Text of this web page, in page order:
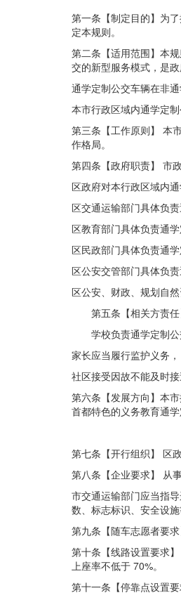
第一条【制定目的】为
定本规则。
第二条【适用范围】本
交的新型服务模式，是政
通学定制公交车辆在非
本市行政区域内通学定
第三条【工作原则】 本
作格局。
第四条【政府职责】 市
区政府对本行政区域内
区交通运输部门具体负
区教育部门具体负责通
区民政部门具体负责通
区公安交管部门具体负
区公安、财政、规划自
第五条【相关方责任
学校负责通学定制公
家长应当履行监护义务，
社区接受因故不能及时
第六条【发展方向】本
首都特色的义务教育通学
第七条【开行组织】 区
第八条【企业要求】 从
市交通运输部门应当指
数、标志标识、安全设施
第九条【随车志愿者要
第十条【线路设置要求
上座率不低于 70%。
第十一条【停靠点设置